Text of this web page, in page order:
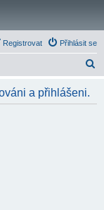
Přihlásit se
Registrovat
a přihlášeni.